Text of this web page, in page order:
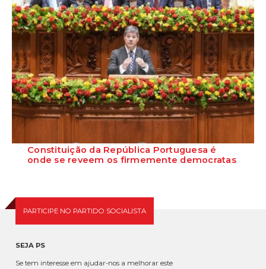
Constituição da República Portuguesa é
onde se reveem os firmemente democratas
PARTICIPE NO PARTIDO SOCIALISTA
SEJA PS
Se tem interesse em ajudar-nos a melhorar este